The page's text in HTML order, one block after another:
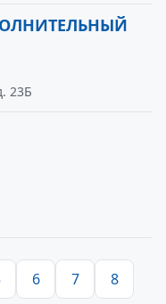
23Б
6 7
8